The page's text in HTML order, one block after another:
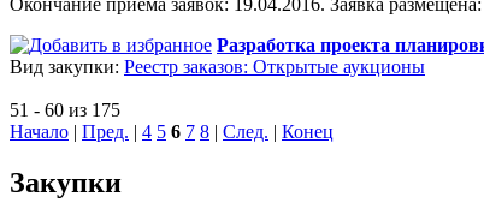
Разработка проекта
Вид закупки: Реестр заказов: Открытые аукционы
51 - 60 из 175
Начало | Пред. | 4 5 6 7 8 | След. | Конец
Закупки